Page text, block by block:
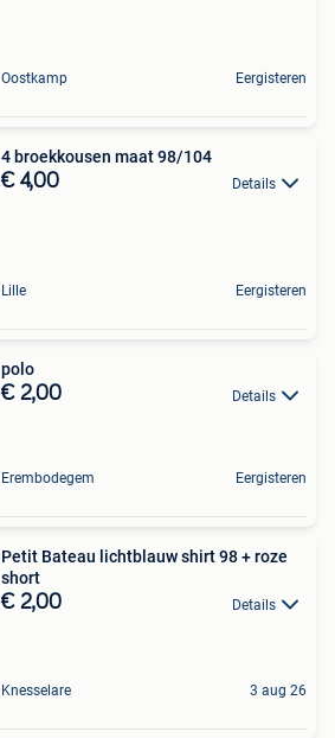
Oostkamp Eergisteren
4 broekkousen maat 98/104
€ 4,00 Details
Lille Eergisteren
polo
€ 2,00 Details
Erembodegem Eergisteren
Petit Bateau lichtblauw shirt 98 + roze
short
€ 2,00 Details
Knesselare 3 aug 26